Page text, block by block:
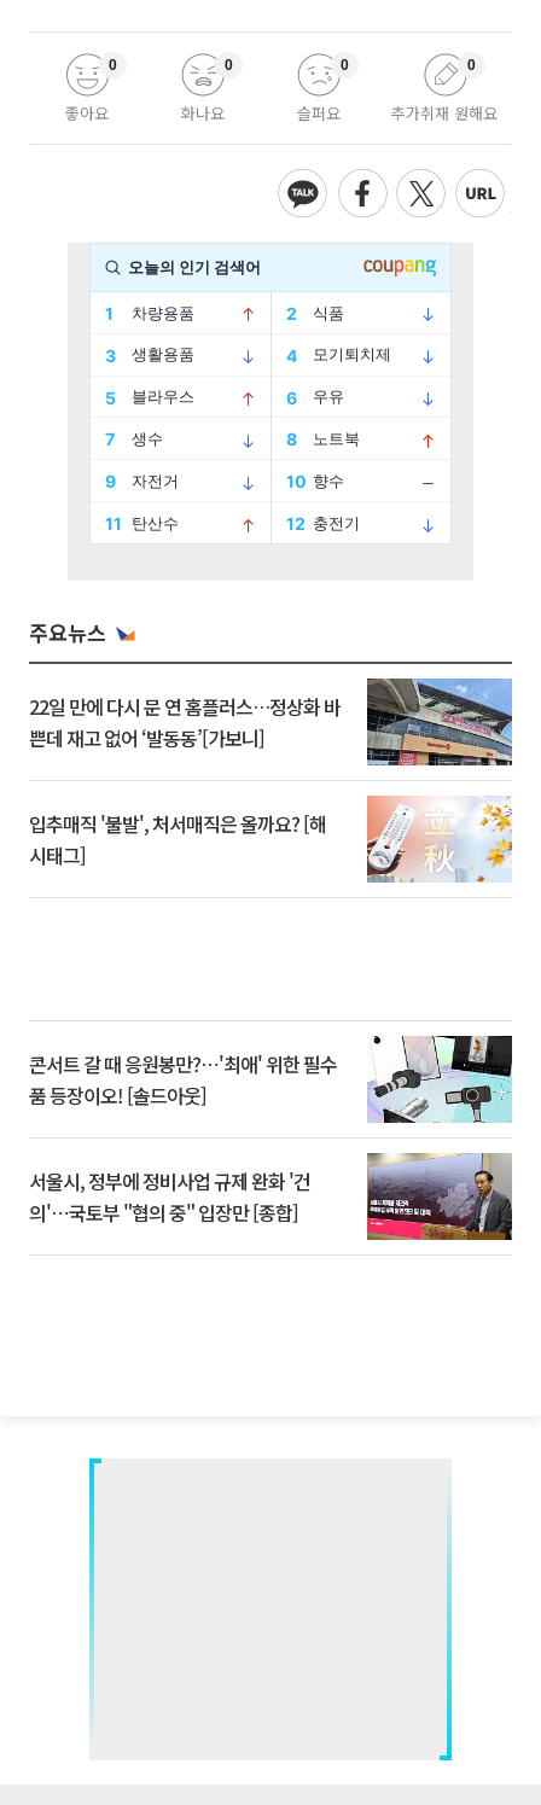
좋아요
0
화나요
0
슬퍼요
0
추가취재 원해요
0
주요뉴스
22일 만에 다시 문 연 홈플러스…정상화 바
쁜데 재고 없어 ‘발동동’[가보니]
입추매직 '불발', 처서매직은 올까요? [해
시태그]
콘서트 갈 때 응원봉만?⋯'최애' 위한 필수
품 등장이오! [솔드아웃]
서울시, 정부에 정비사업 규제 완화 '건
의'⋯국토부 "협의 중" 입장만 [종합]